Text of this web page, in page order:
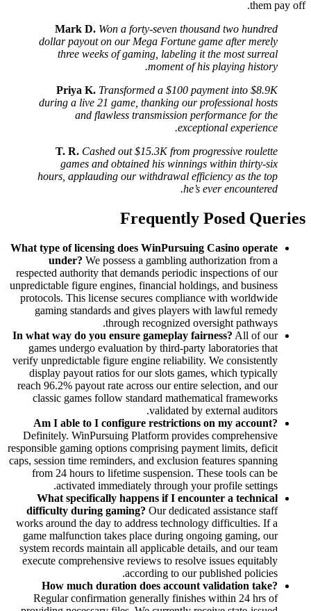
Mark D. Won a forty-seven
dollar payout on our Mega
three weeks of gaming,
moment
Priya K. Transformed a $100
during a live 21 game, thanking
and flawless transmission
T. R. Cashed out $15.3K from
games and obtained his
hours, applauding our withdrawal
What type of licensing does
under?We possess a gambling
respected authority that demands
unpredictable figure engines, financial
protocols. This license secures
gaming standards and gives
through recognized
In what way do you ensure gameplay
games undergo evaluation by third-
verify unpredictable figure engine
display payout ratios for our slots
reach 96.2% payout rate across our
classic games follow standard
validated
Am I able to I configure
Definitely. WinPursuing Platform
responsible gaming options comprising
caps, session time reminders, and
from 24 hours to lifetime
activated immediately through
What specifically happens if I
difficulty during gaming?Our
works around the day to address
game malfunction takes place during
system records maintain all applicable
execute comprehensive reviews to
according to
How much duration does
Regular confirmation generally